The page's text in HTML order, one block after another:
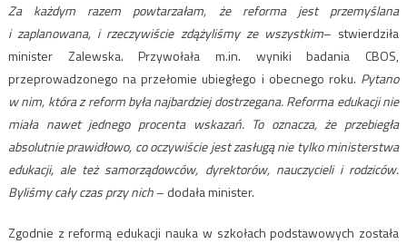
Za każdym razem powtarzałam, że reforma jest przemyślana
i zaplanowana, i rzeczywiście zdążyliśmy ze wszystkim– stwierdziła
minister Zalewska. Przywołała m.in. wyniki badania CBOS,
przeprowadzonego na przełomie ubiegłego i obecnego roku. Pytano
w nim, która z reform była najbardziej dostrzegana. Reforma edukacji nie
miała nawet jednego procenta wskazań. To oznacza, że przebiegła
absolutnie prawidłowo, co oczywiście jest zasługą nie tylko ministerstwa
edukacji, ale też samorządowców, dyrektorów, nauczycieli i rodziców.
Byliśmy cały czas przy nich– dodała minister.
Zgodnie z reformą edukacji nauka w szkołach podstawowych została